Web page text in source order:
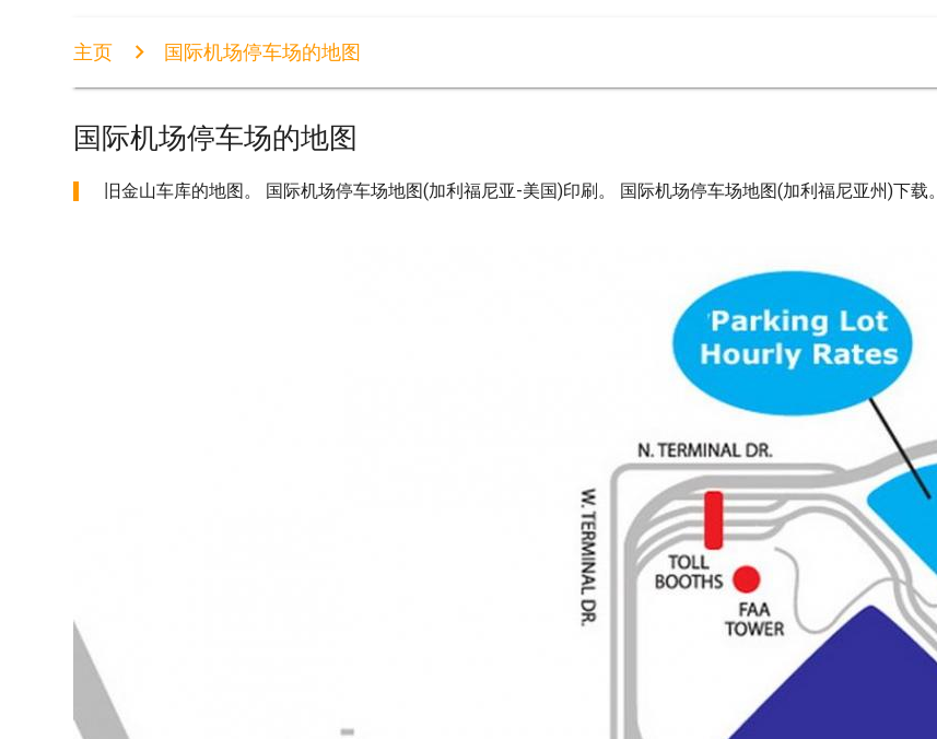
主页 国际机场停车场的地图
国际机场停车场的地图
旧金山车库的地图。 国际机场停车场地图(加利福尼亚-美国)印刷。 国际机场停车场地图(加利福尼亚州)下载。